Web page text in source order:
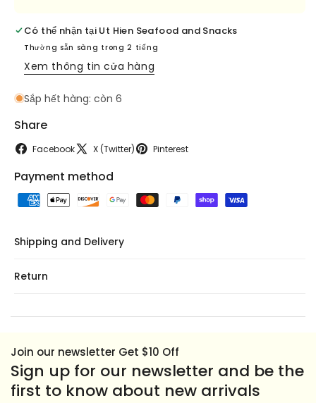
Có thể nhận tại Ut Hien Seafood and Snacks
Thường sẵn sàng trong 2 tiếng
Xem thông tin cửa hàng
Sắp hết hàng: còn 6
Share
Facebook X (Twitter) Pinterest
Payment method
Shipping and Delivery
Return
Join our newsletter Get $10 Off
Sign up for our newsletter and be the
first to know about new arrivals